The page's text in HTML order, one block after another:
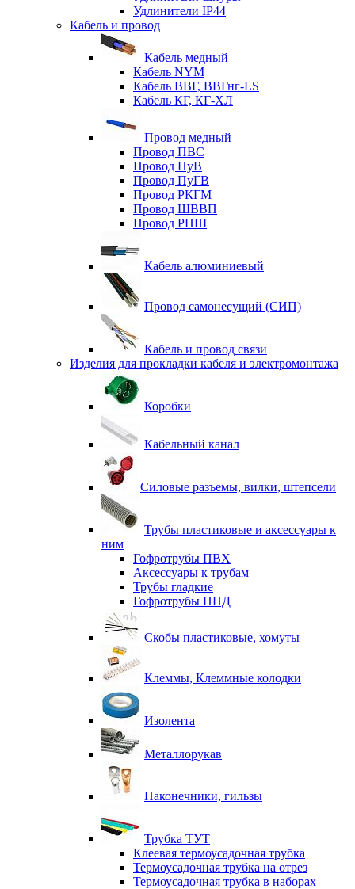
Удлинители IP44
Кабель и провод
Кабель медный
Кабель NYM
Кабель ВВГ, ВВГнг-LS
Кабель КГ, КГ-ХЛ
Провод медный
Провод ПВС
Провод ПуВ
Провод ПуГВ
Провод РКГМ
Провод ШВВП
Провод РПШ
Кабель алюминиевый
Провод самонесущий (СИП)
Кабель и провод связи
Изделия для прокладки кабеля и электромонтажа
Коробки
Кабельный канал
Силовые разъемы, вилки, штепсели
Трубы пластиковые и аксессуары к
ним
Гофротрубы ПВХ
Аксессуары к трубам
Трубы гладкие
Гофротрубы ПНД
Скобы пластиковые, хомуты
Клеммы, Клеммные колодки
Изолента
Металлорукав
Наконечники, гильзы
Трубка ТУТ
Клеевая термоусадочная трубка
Термоусадочная трубка на отрез
Термоусадочная трубка в наборах